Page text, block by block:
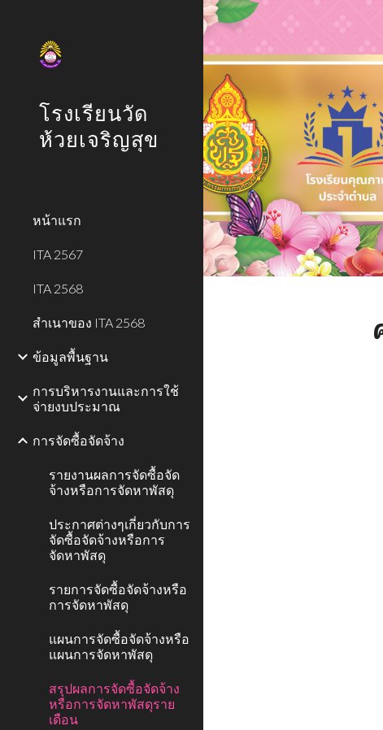
Skip
โรงเรียนวัด
ห้วยเจริญสุข
หน้าแรก
ITA 2567
ITA 2568
สำเนาของ ITA 2568
ข้อมูลพื้นฐาน
การบริหารงานและการใช้
จ่ายงบประมาณ
การจัดซื้อจัดจ้าง
รายงานผลการจัดซื้อจัด
จ้างหรือการจัดหาพัสดุ
ประกาศต่างๆเกี่ยวกับการ
จัดซื้อจัดจ้างหรือการ
จัดหาพัสดุ
รายการจัดซื้อจัดจ้างหรือ
การจัดหาพัสดุ
แผนการจัดซื้อจัดจ้างหรือ
แผนการจัดหาพัสดุ
สรุปผลการจัดซื้อจัดจ้าง
หรือการจัดหาพัสดุราย
เดือน